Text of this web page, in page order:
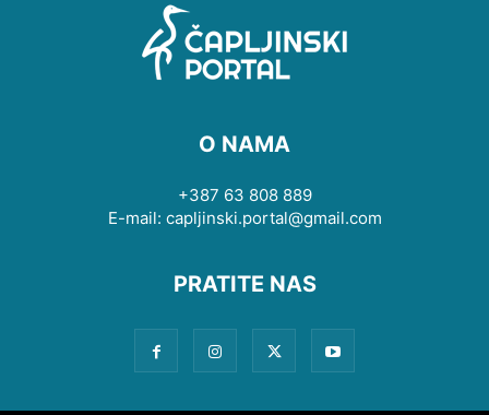
O NAMA
+387 63 808 889
E-mail: capljinski.portal@gmail.com
PRATITE NAS